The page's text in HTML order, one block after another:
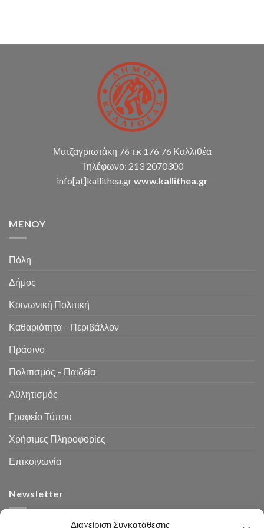
Διαχείριση Συγκατάθεσης
σύνταξη
καταστάσεων
κ.α.)
Ματζαγριωτάκη 76 τ.κ 176 76 Καλλιθέα
Τηλέφωνο: 213 2070300
info[at]kallithea.grwww.kallithea.gr
MENOY
Πόλη
Δήμος
Κοινωνική Πολιτική
Καθαριότητα – Περιβάλλον
Πράσινο
Πολιτισμός – Παιδεία
Αθλητισμός
Γραφείο Τύπου
Χρήσιμες Πληροφορίες
Επικοινωνία
Newsletter